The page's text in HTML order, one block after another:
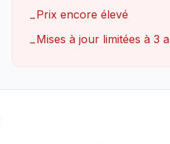
−Prix encore élevé
−Mises à jour limitées à 3